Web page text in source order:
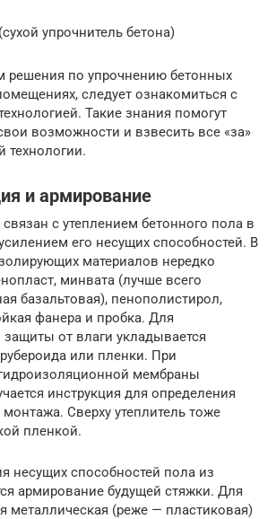
упрочнитель бетона)
решения по упрочнению бетонных
следует ознакомиться с
Такие знания помогут
возможности и взвесить все «за»
технологии.
и армирование
с утеплением бетонного пола в
его несущих способностей. В
материалов нередко
минвата (лучше всего
базальтовая), пенополистирол,
фанера и пробка. Для
от влаги укладывается
или пленки. При
мембраны
инструкция для определения
Сверху утеплитель тоже
пленкой.
несущих способностей пола из
армирование будущей стяжки. Для
металлическая (реже — пластиковая)